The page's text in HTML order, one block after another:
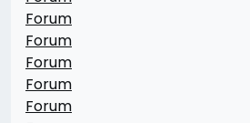
Forum
Forum
Forum
Forum
Forum